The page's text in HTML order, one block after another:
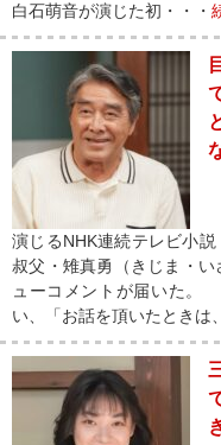
白石萌音が演じた初・・・
演じるNHK連続テレビ小
叔父・雉真勇（きじま・
ューコメントが届いた。
い、「お話を頂いたときは